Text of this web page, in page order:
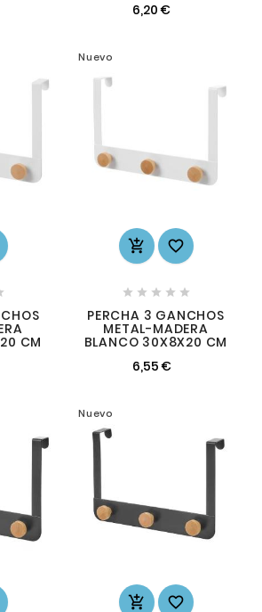
6,20 €
CM
Nuevo
 
    
PERCHA 3 GANCHOS
METAL-MADERA
BLANCO 30X8X20 CM
6,55 €
Nuevo
 